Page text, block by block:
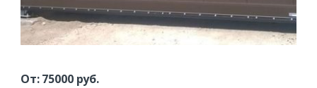
От:75000руб.